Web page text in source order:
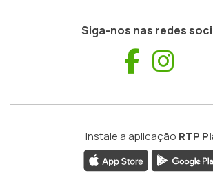
Siga-nos nas redes
Instale a aplicação RTP